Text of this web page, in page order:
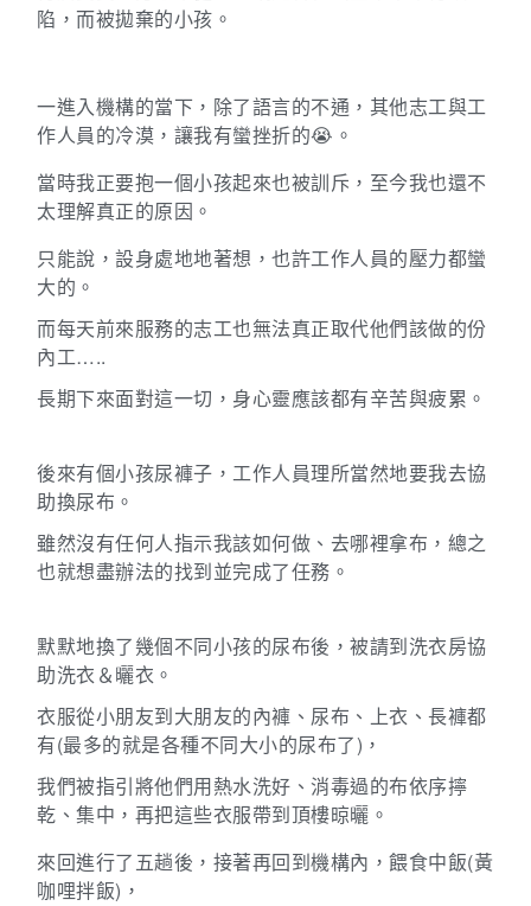
陷，而被拋棄的小孩。
一進入機構的當下，除了語言的不通，其他志工與工
作人員的冷漠，讓我有蠻挫折的😭。
當時我正要抱一個小孩起來也被訓斥，至今我也還不
太理解真正的原因。
只能說，設身處地地著想，也許工作人員的壓力都蠻
大的。
而每天前來服務的志工也無法真正取代他們該做的份
內工…..
長期下來面對這一切，身心靈應該都有辛苦與疲累。
後來有個小孩尿褲子，工作人員理所當然地要我去協
助換尿布。
雖然沒有任何人指示我該如何做、去哪裡拿布，總之
也就想盡辦法的找到並完成了任務。
默默地換了幾個不同小孩的尿布後，被請到洗衣房協
助洗衣＆曬衣。
衣服從小朋友到大朋友的內褲、尿布、上衣、長褲都
有(最多的就是各種不同大小的尿布了) ，
我們被指引將他們用熱水洗好、消毒過的布依序擰
乾、集中，再把這些衣服帶到頂樓晾曬。
來回進行了五趟後，接著再回到機構內，餵食中飯(黃
咖哩拌飯)，